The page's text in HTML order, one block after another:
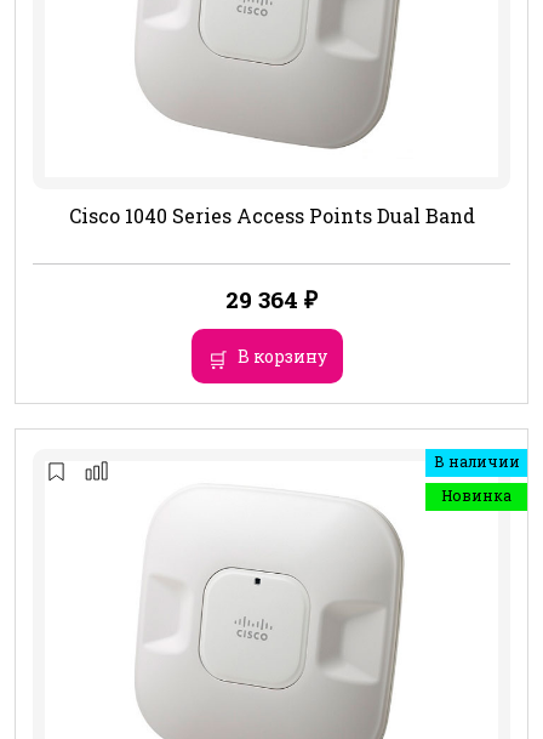
Cisco 1040 Series Access Points Dual Band
29 364 ₽
В корзину
В наличии
Новинка